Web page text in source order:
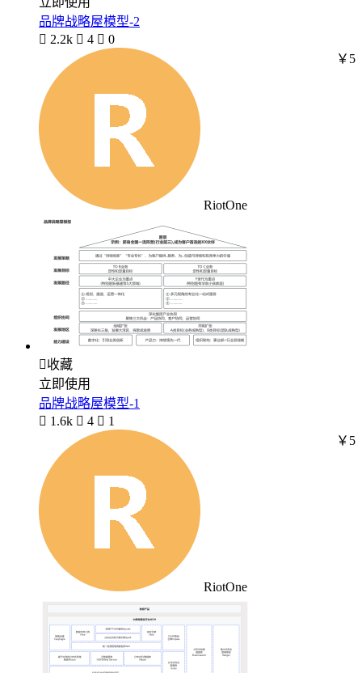
品牌战略屋模型-2
 2.2k  4  0
RiotOne
￥5
收藏
立即使用
品牌战略屋模型-1
 1.6k  4  1
RiotOne
￥5